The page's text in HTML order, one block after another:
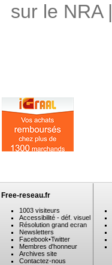
sur le NRA |
Free-reseau.fr
1003 visiteurs
Accessibilité - déf. visuel
Résolution grand ecran
Newsletters
Facebook•Twitter
Membres d'honneur
Archives site
Contactez-nous